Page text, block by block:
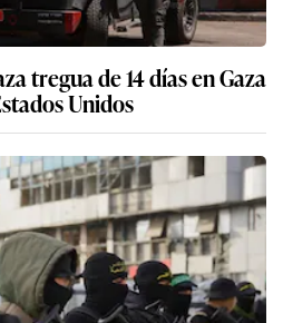
tregua de 14 días en Gaza
Unidos